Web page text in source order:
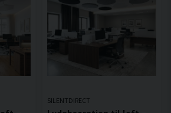
SILENTDIRECT